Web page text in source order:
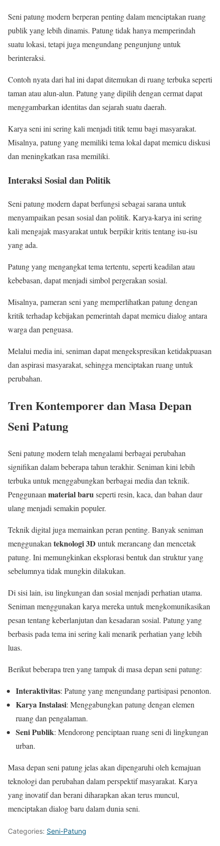
Seni patung modern berperan penting dalam menciptakan ruang
publik yang lebih dinamis. Patung tidak hanya memperindah
suatu lokasi, tetapi juga mengundang pengunjung untuk
berinteraksi.
Contoh nyata dari hal ini dapat ditemukan di ruang terbuka seperti
taman atau alun-alun. Patung yang dipilih dengan cermat dapat
menggambarkan identitas dan sejarah suatu daerah.
Karya seni ini sering kali menjadi titik temu bagi masyarakat.
Misalnya, patung yang memiliki tema lokal dapat memicu diskusi
dan meningkatkan rasa memiliki.
Interaksi Sosial dan Politik
Seni patung modern dapat berfungsi sebagai sarana untuk
menyampaikan pesan sosial dan politik. Karya-karya ini sering
kali mengajak masyarakat untuk berpikir kritis tentang isu-isu
yang ada.
Patung yang mengangkat tema tertentu, seperti keadilan atau
kebebasan, dapat menjadi simbol pergerakan sosial.
Misalnya, pameran seni yang memperlihatkan patung dengan
kritik terhadap kebijakan pemerintah dapat memicu dialog antara
warga dan penguasa.
Melalui media ini, seniman dapat mengekspresikan ketidakpuasan
dan aspirasi masyarakat, sehingga menciptakan ruang untuk
perubahan.
Tren Kontemporer dan Masa Depan
Seni Patung
Seni patung modern telah mengalami berbagai perubahan
signifikan dalam beberapa tahun terakhir. Seniman kini lebih
terbuka untuk menggabungkan berbagai media dan teknik.
Penggunaanmaterial baruseperti resin, kaca, dan bahan daur
ulang menjadi semakin populer.
Teknik digital juga memainkan peran penting. Banyak seniman
menggunakanteknologi 3D untuk merancang dan mencetak
patung. Ini memungkinkan eksplorasi bentuk dan struktur yang
sebelumnya tidak mungkin dilakukan.
Di sisi lain, isu lingkungan dan sosial menjadi perhatian utama.
Seniman menggunakan karya mereka untuk mengkomunikasikan
pesan tentang keberlanjutan dan kesadaran sosial. Patung yang
berbasis pada tema ini sering kali menarik perhatian yang lebih
luas.
Berikut beberapa tren yang tampak di masa depan seni patung:
Interaktivitas: Patung yang mengundang partisipasi penonton.
Karya Instalasi: Menggabungkan patung dengan elemen
ruang dan pengalaman.
Seni Publik: Mendorong penciptaan ruang seni di lingkungan
urban.
Masa depan seni patung jelas akan dipengaruhi oleh kemajuan
teknologi dan perubahan dalam perspektif masyarakat. Karya
yang inovatif dan berani diharapkan akan terus muncul,
menciptakan dialog baru dalam dunia seni.
Categories: Seni-Patung